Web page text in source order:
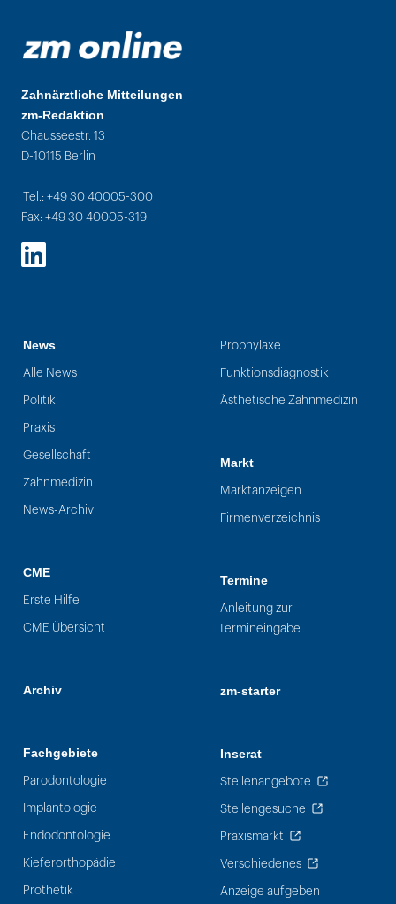
Zahnärztliche Mitteilungen
zm-Redaktion
Chausseestr. 13
D-10115 Berlin
Tel.: +49 30 40005-300
Fax: +49 30 40005-319
LinkedIn
News
Alle News
Politik
Praxis
Gesellschaft
Zahnmedizin
News-Archiv
CME
Erste Hilfe
CME Übersicht
Archiv
Fachgebiete
Parodontologie
Implantologie
Endodontologie
Kieferorthopädie
Prothetik
Prophylaxe
Funktionsdiagnostik
Ästhetische Zahnmedizin
Markt
Marktanzeigen
Firmenverzeichnis
Termine
Anleitung zur
Termineingabe
zm-starter
Inserat
Stellenangebote
Stellengesuche
Praxismarkt
Verschiedenes
Anzeige aufgeben